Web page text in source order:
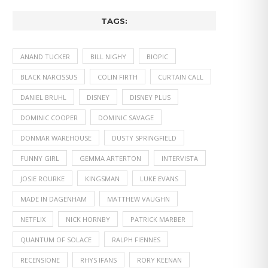
TAGS:
ANAND TUCKER BILL NIGHY BIOPIC
BLACK NARCISSUS COLIN FIRTH CURTAIN CALL
DANIEL BRUHL DISNEY DISNEY PLUS
DOMINIC COOPER DOMINIC SAVAGE
DONMAR WAREHOUSE DUSTY SPRINGFIELD
FUNNY GIRL GEMMA ARTERTON INTERVISTA
JOSIE ROURKE KINGSMAN LUKE EVANS
MADE IN DAGENHAM MATTHEW VAUGHN
NETFLIX NICK HORNBY PATRICK MARBER
QUANTUM OF SOLACE RALPH FIENNES
RECENSIONE RHYS IFANS RORY KEENAN